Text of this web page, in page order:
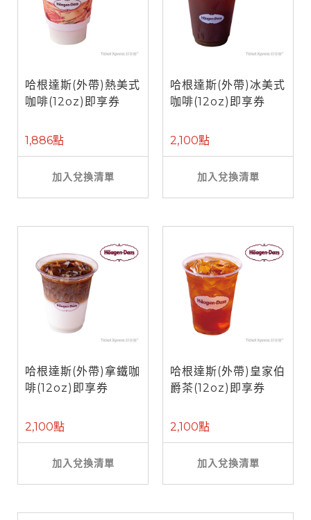
哈根達斯(外帶)熱美式
咖啡(12oz)即享券
1,886點
加入兌換清單
哈根達斯(外帶)冰美式
咖啡(12oz)即享券
2,100點
加入兌換清單
哈根達斯(外帶)拿鐵咖
啡(12oz)即享券
2,100點
加入兌換清單
哈根達斯(外帶)皇家伯
爵茶(12oz)即享券
2,100點
加入兌換清單